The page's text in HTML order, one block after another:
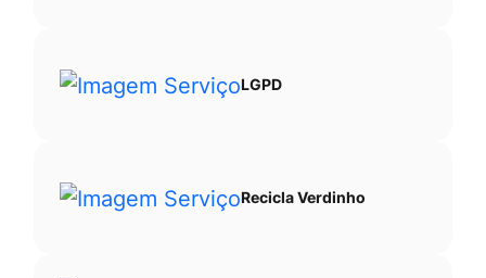
LGPD
Recicla Verdinho